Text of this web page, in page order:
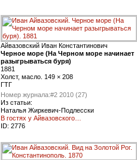
Айвазовский Иван Константинович
Черное море (На Черном море начинает
разыгрываться буря)
1881
Холст, масло. 149 × 208
ГТГ
Номер журнала:#2 2010 (27)
Из статьи:
Наталья Жиркевич-Подлесски
В гостях у Айвазовского…
ID: 2776